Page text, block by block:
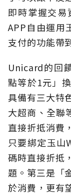
即時掌握交
APP自由運用
支付的功能帶
Unicard的回
點等於1元」
具備有三大特
大超商、全聯
直接折抵消費
只要綁定玉山
碼時直接折抵
題。第三是「
於消費，更有